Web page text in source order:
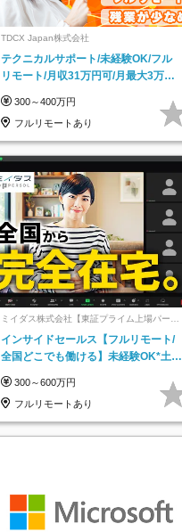
TDCX Japan株式会社
テクニカルサポート/未経験OK/フル
リモート/月収31万円可/月最大3万の
300～400万円
フルリモートあり
ミイダス株式会社【東証プライム上場パーソ
インサイドセールス【フルリモート/
全国どこでも働ける】未経験OK*土日
300～600万円
フルリモートあり